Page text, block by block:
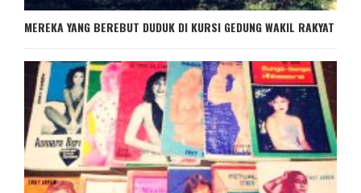
MEREKA YANG BEREBUT DUDUK DI KURSI GEDUNG WAKIL RAKYAT